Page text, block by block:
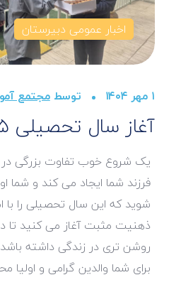
اخبار عمومی دبیرستان
۱ مهر ۱۴۰۴ توسطمجتمع
آغاز سال تحصیلی ۱۴۰۵-۱۴۰۴
یک شروع خوب تفاوت بزرگی
فرزند شما ایجاد می کند و شما
شوید که این سال تحصیلی را با
ذهنیت مثبت آغاز می کنید تا
روشن تری در زندگی داشته
برای شما والدین گرامی و